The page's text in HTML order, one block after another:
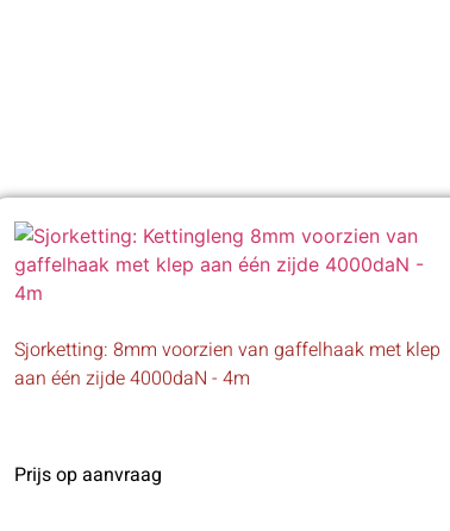
Sjorketting: 8mm voorzien van gaffelhaak met klep
aan één zijde 4000daN - 4m
Prijs op aanvraag